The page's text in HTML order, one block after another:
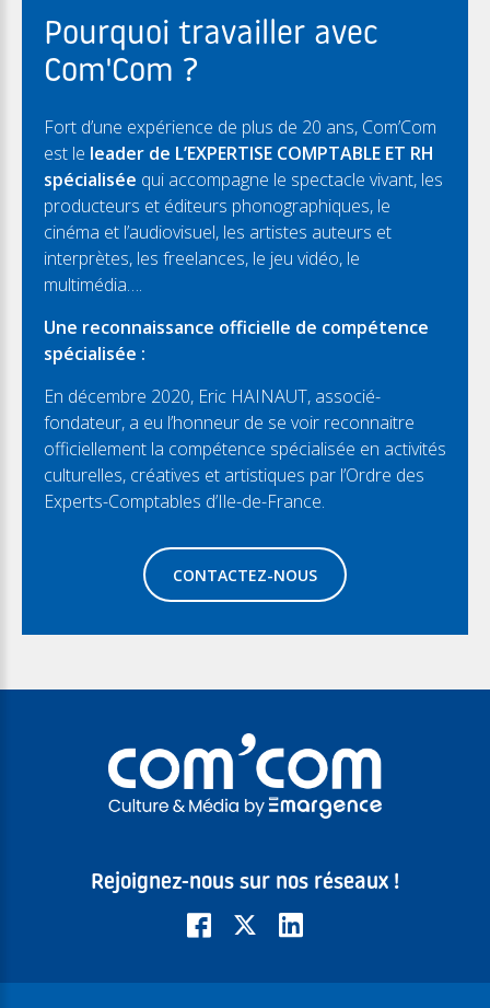
Pourquoi travailler avec
Com'Com ?
Fort d’une expérience de plus de 20 ans, Com’Com
est le leader de L’EXPERTISE COMPTABLE ET RH
spécialisée qui accompagne le spectacle vivant, les
producteurs et éditeurs phonographiques, le
cinéma et l’audiovisuel, les artistes auteurs et
interprètes, les freelances, le jeu vidéo, le
multimédia….
Une reconnaissance officielle de compétence
spécialisée :
En décembre 2020, Eric HAINAUT, associé-
fondateur, a eu l’honneur de se voir reconnaitre
officiellement la compétence spécialisée en activités
culturelles, créatives et artistiques par l’Ordre des
Experts-Comptables d’Ile-de-France.
CONTACTEZ-NOUS
Rejoignez-nous sur nos réseaux !